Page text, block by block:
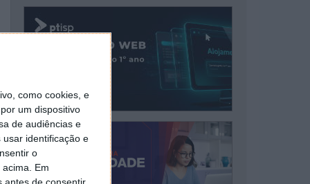
como cookies, e
um dispositivo
de audiências e
identificação e
o
Em